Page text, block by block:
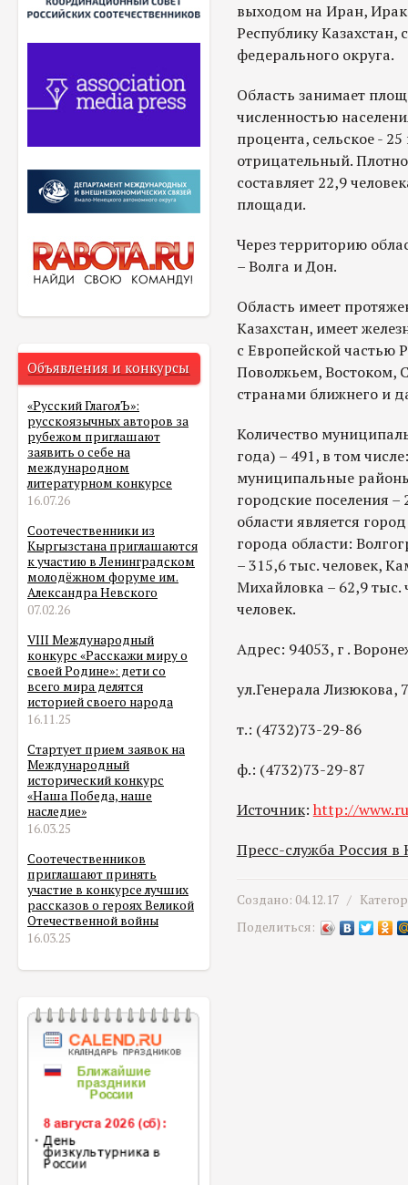
Объявления и конкурсы
«Русский ГлаголЪ»:
русскоязычных авторов за
рубежом приглашают
заявить о себе на
международном
литературном конкурсе
16.07.26
Соотечественники из
Кыргызстана приглашаются
к участию в Ленинградском
молодёжном форуме им.
Александра Невского
07.02.26
VIII Международный
конкурс «Расскажи миру о
своей Родине»: дети со
всего мира делятся
историей своего народа
16.11.25
Стартует прием заявок на
Международный
исторический конкурс
«Наша Победа, наше
наследие»
16.03.25
Соотечественников
приглашают принять
участие в конкурсе лучших
рассказов о героях Великой
Отечественной войны
16.03.25
выходом на Иран, Ирак
Республику Казахстан,
федерального округа.
Область занимает
численностью
процента, сельское -
отрицательный.
составляет 22,9
площади.
Через территорию
– Волга и Дон.
Область имеет
Казахстан, имеет
с Европейской частью
Поволжьем, Востоком,
странами ближнего и
Количество
года) – 491, в том
муниципальные
городские поселения
области является
города области:
– 315,6 тыс. человек,
Михайловка – 62,9 тыс.
человек.
Адрес: 94053, г .
ул.Генерала Лизюкова, 7
т.: (4732)73-29-86
ф.: (4732)73-29-87
Источник: http://
Пресс-служба Россия в
Создано: 04.12.17 /
Поделиться: